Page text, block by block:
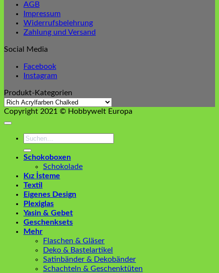
AGB
Impressum
Widerrufsbelehrung
Zahlung und Versand
Social Media
Facebook
Instagram
Produkt-Kategorien
Copyright 2021 © Hobbywelt Europa
Suchen
Schokoboxen
Schokolade
Kız İsteme
Textil
Eigenes Design
Plexiglas
Yasin & Gebet
Geschenksets
Mehr
Flaschen & Gläser
Deko & Bastelartikel
Satinbänder & Dekobänder
Schachteln & Geschenktüten